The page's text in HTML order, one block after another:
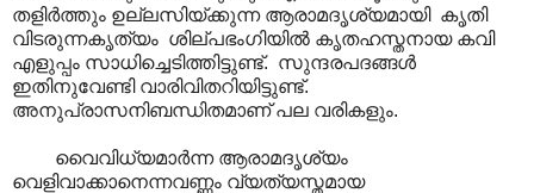
തളിര്‍ത്തും ഉല്ലസിയ്ക്കുന്ന ആരാമദൃശ്യമായി കൃതി
വിടരുന്നകൃത്യം ശില്പഭംഗിയില്‍ കൃതഹസ്തനായ കവി
എളുപ്പം സാധിച്ചെടിത്തിട്ടുണ്ട്. സുന്ദരപദങ്ങൾ
ഇതിനുവേണ്ടി വാരിവിതറിയിട്ടുണ്ട്.
അനുപ്രാസനിബന്ധിതമാണ് പല വരികളും.
വൈവിധ്യമാർന്ന ആരാമദൃശ്യം
വെളിവാക്കാനെന്നവണ്ണം വ്യത്യസ്തമായ